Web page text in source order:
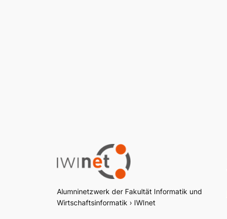
Alumninetzwerk der Fakultät Informatik und
Wirtschaftsinformatik › IWInet